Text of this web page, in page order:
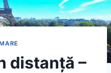
distanță –